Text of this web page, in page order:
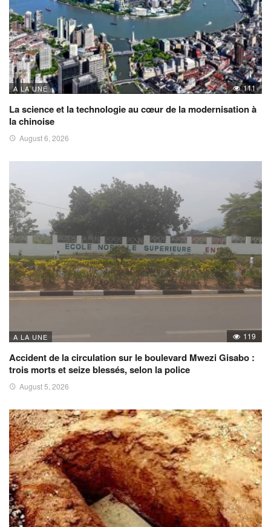
A LA UNE 111
La science et la technologie au cœur de la modernisation à
la chinoise
August 6, 2026
A LA UNE 119
Accident de la circulation sur le boulevard Mwezi Gisabo :
trois morts et seize blessés, selon la police
August 5, 2026